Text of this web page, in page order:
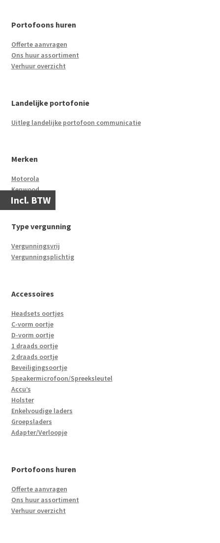
Incl. BTW
Portofoons huren
Offerte aanvragen
Ons huur assortiment
Verhuur overzicht
Landelijke portofonie
Uitleg landelijke portofoon communicatie
Merken
Motorola
Kenwood
Type vergunning
Vergunningsvrij
Vergunningsplichtig
Accessoires
Headsets oortjes
C-vorm oortje
D-vorm oortje
1 draads oortje
2 draads oortje
Beveiligingsoortje
Speakermicrofoon/Spreeksleutel
Accu’s
Holster
Enkelvoudige laders
Groepsladers
Adapter/Verloopje
Portofoons huren
Offerte aanvragen
Ons huur assortiment
Verhuur overzicht